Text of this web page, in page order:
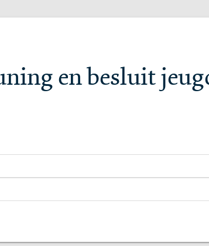
en besluit